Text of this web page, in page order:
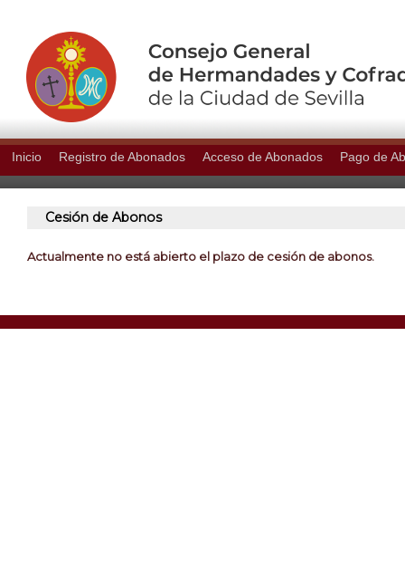
Inicio Registro de Abonados Acceso de Abonados Pago de
Cesión de Abonos
Actualmente no está abierto el plazo de cesión de abonos.